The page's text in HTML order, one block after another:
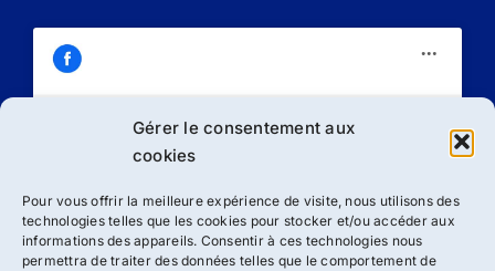
Gérer le consentement aux
cookies
Pour vous offrir la meilleure expérience de visite, nous utilisons des
technologies telles que les cookies pour stocker et/ou accéder aux
informations des appareils. Consentir à ces technologies nous
permettra de traiter des données telles que le comportement de
Cliquez sur « J’accepte » pour activer
J’accepte